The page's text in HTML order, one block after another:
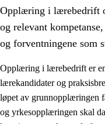
Opplæring i lærebedrift
og relevant
og forventningene som
Opplæring i lærebedrift er
lærekandidater og
løpet av grunnopplæringen
og yrkesopplæringen skal